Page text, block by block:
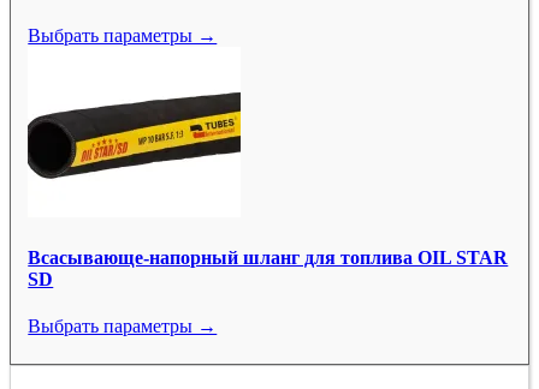
Выбрать параметры →
Всасывающе-напорный шланг для топлива OIL STAR
SD
Выбрать параметры →